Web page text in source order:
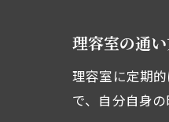
理容室の通
理容室に定期
で、自分自身